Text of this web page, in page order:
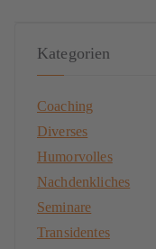
Kategorien
Coaching
Diverses
Humorvolles
Nachdenkliches
Seminare
Transidentes